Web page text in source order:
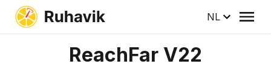
NL
ReachFar V22